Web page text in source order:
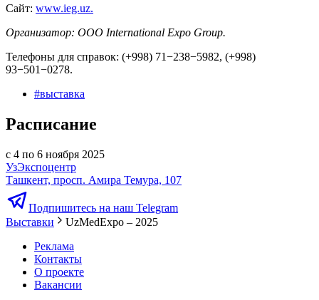
Сайт: www.ieg.uz.
Организатор: ООО International Expo Group.
Телефоны для справок: (+998) 71−238−5982, (+998)
93−501−0278.
#выставка
Расписание
с 4 по 6 ноября 2025
УзЭкспоцентр
Ташкент, просп. Амира Темура, 107
Подпишитесь на наш Telegram
Выставки
UzMedExpo – 2025
Реклама
Контакты
О проекте
Вакансии